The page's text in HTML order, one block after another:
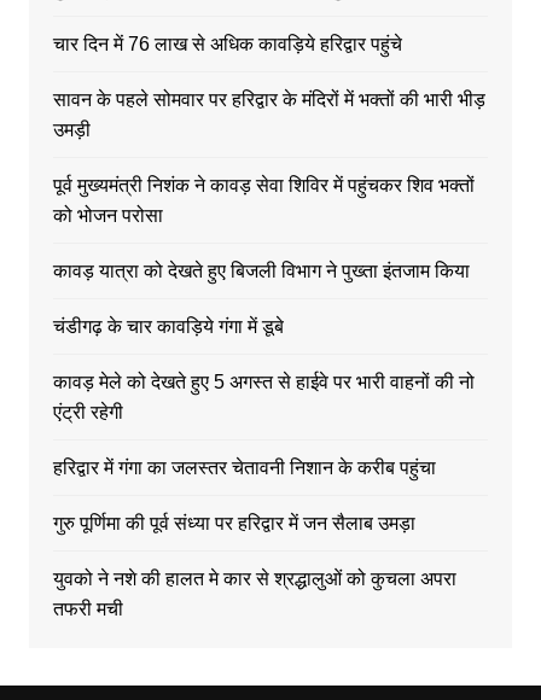
चार दिन में 76 लाख से अधिक कावड़िये हरिद्वार पहुंचे
सावन के पहले सोमवार पर हरिद्वार के मंदिरों में भक्तों की भारी भीड़
उमड़ी
पूर्व मुख्यमंत्री निशंक ने कावड़ सेवा शिविर में पहुंचकर शिव भक्तों
को भोजन परोसा
कावड़ यात्रा को देखते हुए बिजली विभाग ने पुख्ता इंतजाम किया
चंडीगढ़ के चार कावड़िये गंगा में डूबे
कावड़ मेले को देखते हुए 5 अगस्त से हाईवे पर भारी वाहनों की नो
एंट्री रहेगी
हरिद्वार में गंगा का जलस्तर चेतावनी निशान के करीब पहुंचा
गुरु पूर्णिमा की पूर्व संध्या पर हरिद्वार में जन सैलाब उमड़ा
युवको ने नशे की हालत मे कार से श्रद्धालुओं को कुचला अपरा
तफरी मची